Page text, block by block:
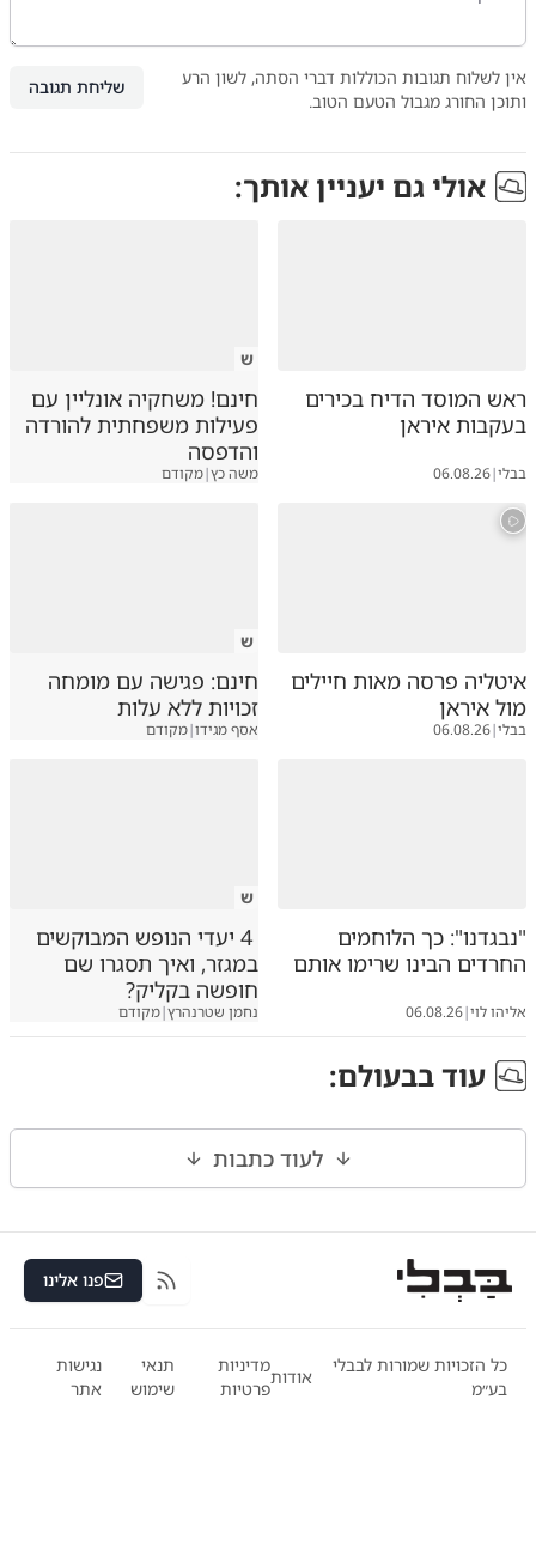
אין לשלוח תגובות הכוללות דברי הסתה, לשון הרע
ותוכן החורג מגבול הטעם הטוב.
שליחת תגובה
אולי גם יעניין אותך:
ראש המוסד הדיח בכירים
בעקבות איראן
בבלי|
06.08.26
ש
חינם! משחקיה אונליין עם
פעילות משפחתית להורדה
והדפסה
משה כץ|מקודם
איטליה פרסה מאות חיילים
מול איראן
בבלי|
06.08.26
ש
חינם: פגישה עם מומחה
זכויות ללא עלות
אסף מגידו|מקודם
"נבגדנו": כך הלוחמים
החרדים הבינו שרימו אותם
אליהו לוי|
06.08.26
ש
4 יעדי הנופש המבוקשים
במגזר, ואיך תסגרו שם
חופשה בקליק?
נחמן שטרנהרץ|מקודם
עוד בבעולם:
לעוד כתבות
RSS פנו אלינו
כל הזכויות שמורות לבבלי
בע״מ
אודות
מדיניות
פרטיות
תנאי
שימוש
נגישות
אתר